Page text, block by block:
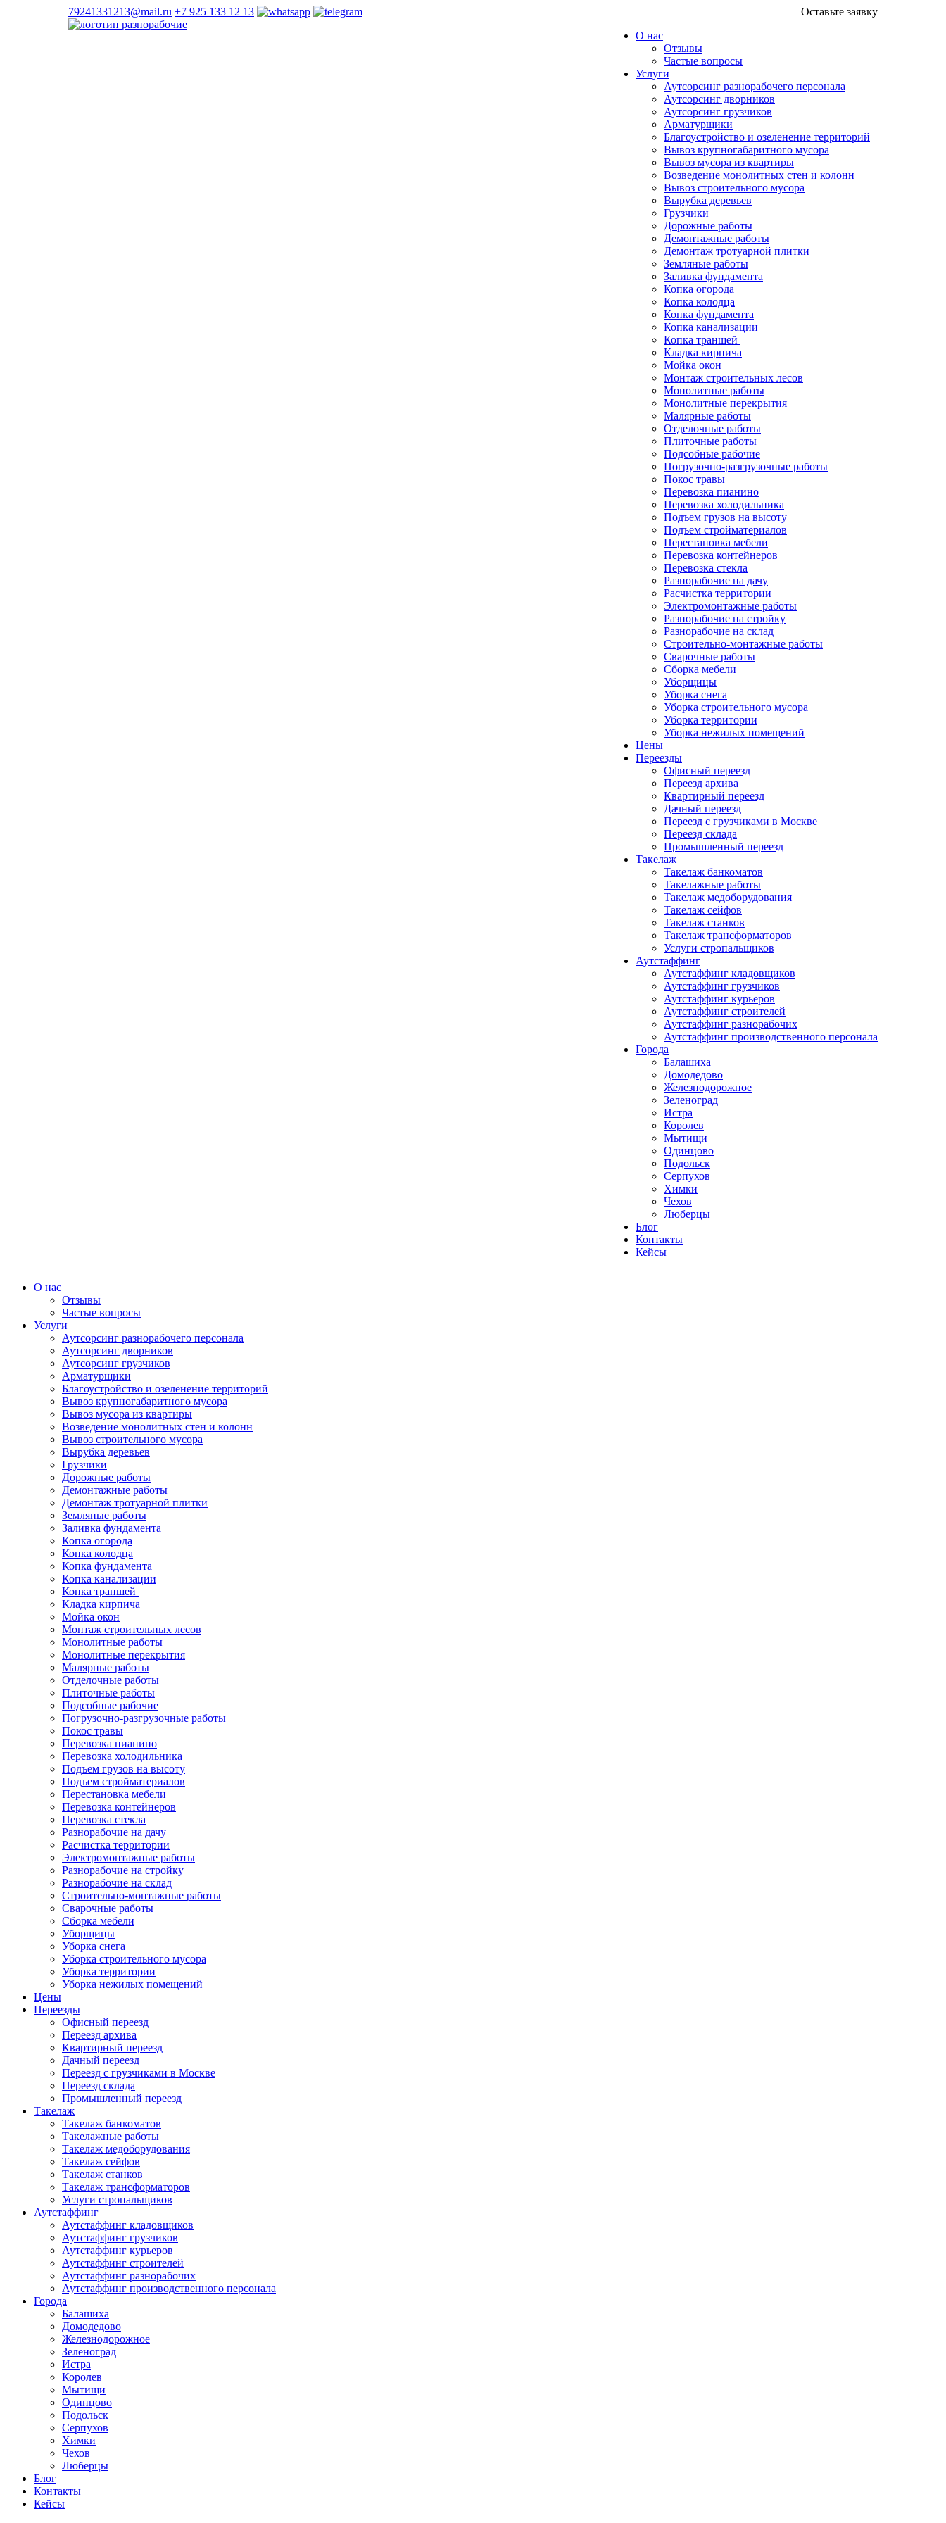
79241331213@mail.ru +7 925 133 12 13
Оставьте заявку
О нас
Отзывы
Частые вопросы
Услуги
Аутсорсинг разнорабочего персонала
Аутсорсинг дворников
Аутсорсинг грузчиков
Арматурщики
Благоустройство и озеленение территорий
Вывоз крупногабаритного мусора
Вывоз мусора из квартиры
Возведение монолитных стен и колонн
Вывоз строительного мусора
Вырубка деревьев
Грузчики
Дорожные работы
Демонтажные работы
Демонтаж тротуарной плитки
Земляные работы
Заливка фундамента
Копка огорода
Копка колодца
Копка фундамента
Копка канализации
Копка траншей
Кладка кирпича
Мойка окон
Монтаж строительных лесов
Монолитные работы
Монолитные перекрытия
Малярные работы
Отделочные работы
Плиточные работы
Подсобные рабочие
Погрузочно-разгрузочные работы
Покос травы
Перевозка пианино
Перевозка холодильника
Подъем грузов на высоту
Подъем стройматериалов
Перестановка мебели
Перевозка контейнеров
Перевозка стекла
Разнорабочие на дачу
Расчистка территории
Электромонтажные работы
Разнорабочие на стройку
Разнорабочие на склад
Строительно-монтажные работы
Сварочные работы
Сборка мебели
Уборщицы
Уборка снега
Уборка строительного мусора
Уборка территории
Уборка нежилых помещений
Цены
Переезды
Офисный переезд
Переезд архива
Квартирный переезд
Дачный переезд
Переезд с грузчиками в Москве
Переезд склада
Промышленный переезд
Такелаж
Такелаж банкоматов
Такелажные работы
Такелаж медоборудования
Такелаж сейфов
Такелаж станков
Такелаж трансформаторов
Услуги стропальщиков
Аутстаффинг
Аутстаффинг кладовщиков
Аутстаффинг грузчиков
Аутстаффинг курьеров
Аутстаффинг строителей
Аутстаффинг разнорабочих
Аутстаффинг производственного персонала
Города
Балашиха
Домодедово
Железнодорожное
Зеленоград
Истра
Королев
Мытищи
Одинцово
Подольск
Серпухов
Химки
Чехов
Люберцы
Блог
Контакты
Кейсы
О нас
Отзывы
Частые вопросы
Услуги
Аутсорсинг разнорабочего персонала
Аутсорсинг дворников
Аутсорсинг грузчиков
Арматурщики
Благоустройство и озеленение территорий
Вывоз крупногабаритного мусора
Вывоз мусора из квартиры
Возведение монолитных стен и колонн
Вывоз строительного мусора
Вырубка деревьев
Грузчики
Дорожные работы
Демонтажные работы
Демонтаж тротуарной плитки
Земляные работы
Заливка фундамента
Копка огорода
Копка колодца
Копка фундамента
Копка канализации
Копка траншей
Кладка кирпича
Мойка окон
Монтаж строительных лесов
Монолитные работы
Монолитные перекрытия
Малярные работы
Отделочные работы
Плиточные работы
Подсобные рабочие
Погрузочно-разгрузочные работы
Покос травы
Перевозка пианино
Перевозка холодильника
Подъем грузов на высоту
Подъем стройматериалов
Перестановка мебели
Перевозка контейнеров
Перевозка стекла
Разнорабочие на дачу
Расчистка территории
Электромонтажные работы
Разнорабочие на стройку
Разнорабочие на склад
Строительно-монтажные работы
Сварочные работы
Сборка мебели
Уборщицы
Уборка снега
Уборка строительного мусора
Уборка территории
Уборка нежилых помещений
Цены
Переезды
Офисный переезд
Переезд архива
Квартирный переезд
Дачный переезд
Переезд с грузчиками в Москве
Переезд склада
Промышленный переезд
Такелаж
Такелаж банкоматов
Такелажные работы
Такелаж медоборудования
Такелаж сейфов
Такелаж станков
Такелаж трансформаторов
Услуги стропальщиков
Аутстаффинг
Аутстаффинг кладовщиков
Аутстаффинг грузчиков
Аутстаффинг курьеров
Аутстаффинг строителей
Аутстаффинг разнорабочих
Аутстаффинг производственного персонала
Города
Балашиха
Домодедово
Железнодорожное
Зеленоград
Истра
Королев
Мытищи
Одинцово
Подольск
Серпухов
Химки
Чехов
Люберцы
Блог
Контакты
Кейсы